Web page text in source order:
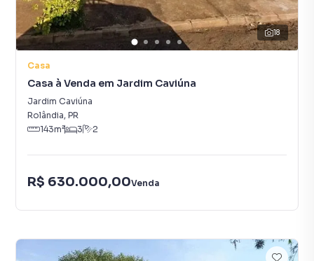
18
Casa
Casa à Venda em Jardim Caviúna
Jardim Caviúna
Rolândia, PR
143m² 3 2
R$ 630.000,00Venda